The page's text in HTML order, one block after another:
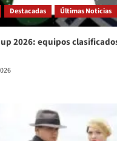
Destacadas Últimas Noticias
2026: equipos